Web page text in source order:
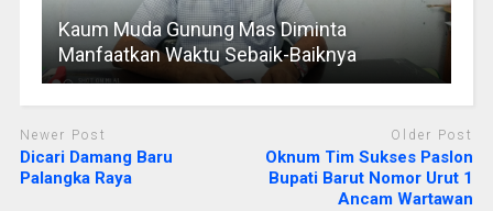
Kaum Muda Gunung Mas Diminta
Manfaatkan Waktu Sebaik-Baiknya
Newer Post
Dicari Damang Baru
Palangka Raya
Older Post
Oknum Tim Sukses Paslon
Bupati Barut Nomor Urut 1
Ancam Wartawan